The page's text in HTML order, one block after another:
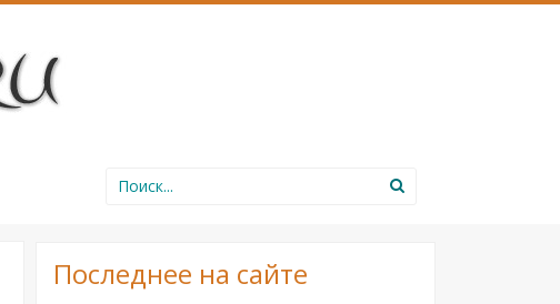
Search
for:
Последнее на сайте